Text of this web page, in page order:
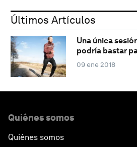
Últimos Artículos
Una única
podría bastar
09 ene 2018
Quiénes somos
Quiénes somos